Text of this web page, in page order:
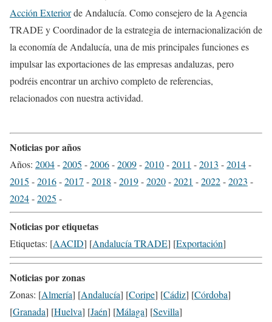
Acción Exteriorde Andalucía. Como consejero de la Agencia
TRADE y Coordinador de la estrategia de internacionalización de
la economía de Andalucía, una de mis principales funciones es
impulsar las exportaciones de las empresas andaluzas, pero
podréis encontrar un archivo completo de referencias,
relacionados con nuestra actividad.
Noticias por años
Años: 2004-2005 -2006-2009-2010-2011 -2013 -2014-
2015 -2016-2017 -2018 -2019-2020-2021 -2022-2023 -
2024-2025 -
Noticias por etiquetas
Etiquetas: [AACID] [Andalucía TRADE] [Exportación]
Noticias por zonas
Zonas: [Almería] [Andalucía] [Coripe] [Cádiz] [Córdoba]
[Granada] [Huelva] [Jaén] [Málaga] [Sevilla]